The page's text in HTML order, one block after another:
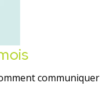
communiquer